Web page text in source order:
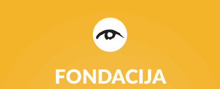
FONDACIJA